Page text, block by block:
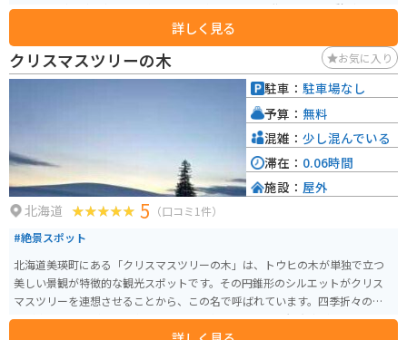
訪れるなど、どの客層でも楽しむことができます。2階部分に、休憩どころ・
自販機（ドリンクや軽食）もあり、湯上り後もゆっくり休息をとれるのも魅
力の一つです。
詳しく見る
クリスマスツリーの木 お気に入り
北海道 5 （口コミ1件）
#絶景スポット
北海道美瑛町にある「クリスマスツリーの木」は、トウヒの木が単独で立つ
美しい景観が特徴的な観光スポットです。その円錐形のシルエットがクリス
マスツリーを連想させることから、この名で呼ばれています。四季折々の風
景が楽しめますが、特に冬の雪景色は幻想的で、多くの観光客が訪れます。
駐車： 駐車場なし
予算： 無料
混雑： 少し混んでいる
滞在： 0.06時間
施設： 屋外